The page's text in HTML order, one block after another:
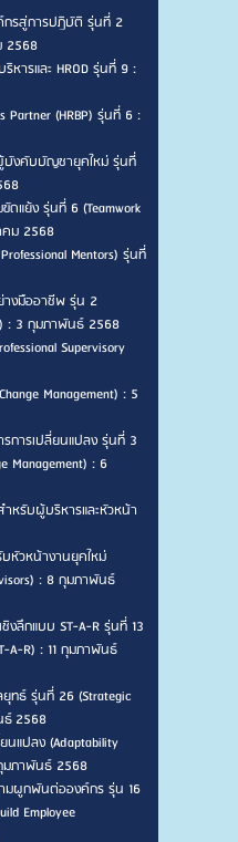
กรสู่การปฏิบัติ รุ่นที่ 2
2568
หารและ HROD รุ่นที่ 9 :
Partner (HRBP) รุ่นที่ 6 :
บังคับบัญชายุคใหม่ รุ่นที่
ดแย้ง รุ่นที่ 6 (Teamwork
คม 2568
Mentors) รุ่นที่
างมืออาชีพ รุ่น 2
: 3 กุมภาพันธ์ 2568
Supervisory
Management) : 5
การเปลี่ยนแปลง รุ่นที่ 3
Management) : 6
ำหรับผู้บริหารและหัวหน้า
หัวหน้างานยุคใหม่
: 8 กุมภาพันธ์
ลึกแบบ ST-A-R รุ่นที่ 13
A-R) : 11 กุมภาพันธ์
ทธ์ รุ่นที่ 26 (Strategic
ธ์ 2568
นแปลง (Adaptability
กุมภาพันธ์ 2568
มผูกพันต่อองค์กร รุ่น 16
Employee